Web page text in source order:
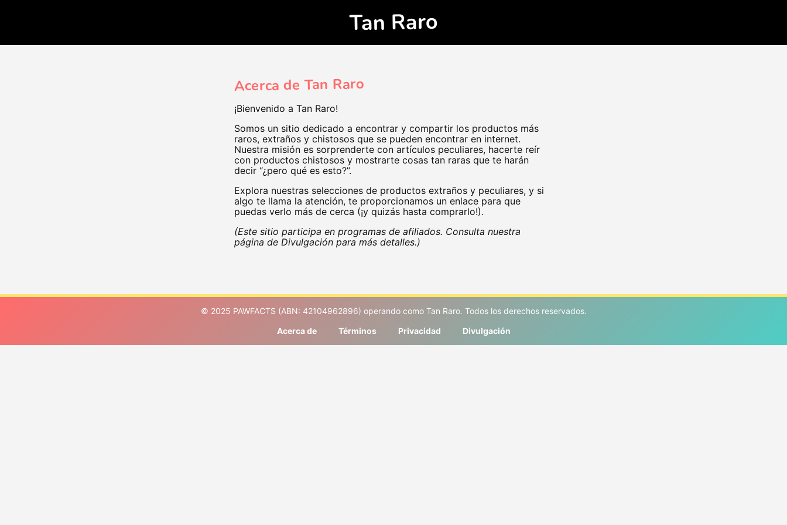
Tan Raro
Acerca de Tan Raro
¡Bienvenido a Tan Raro!
Somos un sitio dedicado a encontrar y compartir los productos más
raros, extraños y chistosos que se pueden encontrar en internet.
Nuestra misión es sorprenderte con artículos peculiares, hacerte reír
con productos chistosos y mostrarte cosas tan raras que te harán
decir “¿pero qué es esto?”.
Explora nuestras selecciones de productos extraños y peculiares, y si
algo te llama la atención, te proporcionamos un enlace para que
puedas verlo más de cerca (¡y quizás hasta comprarlo!).
(Este sitio participa en programas de afiliados. Consulta nuestra
página de Divulgación para más detalles.)
© 2025 PAWFACTS (ABN: 42104962896) operando como Tan Raro. Todos los derechos reservados.
Acerca de
Términos Privacidad Divulgación